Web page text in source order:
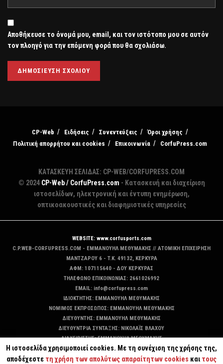
Αποθήκευσε το όνομά μου, email, και τον ιστότοπο μου σε αυτόν
τον πλοηγό για την επόμενη φορά που θα σχολιάσω.
CP-Web Ειδήσεις Συνεντεύξεις
Όροι χρήσης
Πολιτική απορρήτου και cookies
Επικοινωνία CorfuPress.com
ΚΑΤΑΣΚΕΥΗ ΣΕΛΙΔΑΣ: CP-WEB/CORFUPRESS.COM
© 2024 CP-Web / CorfuPress.com - Κατασκευή και διαχείριση
ιστοσελίδων, ηλεκτρονική και έντυπη ενημέρωση,
οπτικοακουστικές και διαφημιστικές υπηρεσίες
WEBSITE: www.corfusports.com
C.P.WEB-CORFUPRESS.COM - ΕΜΜΑΝΟΥΗΛ ΜΕΘΥΜΑΚΗΣ // ΑΤΟΜΙΚΗ ΕΠΙΧΕΙΡΗΣΗ
MANTZAΡΟΥ 6 - T.K. 49132, ΚΕΡΚΥΡΑ
ΑΦΜ: 107115640 - ΔΟΥ ΚΕΡΚΥΡΑΣ
ΤΗΛΕΦΩΝΟ ΕΠΙΚΟΙΝΩΝΙΑΣ: 2661026992
EMAIL: info@corfupress.com
ΙΔΙΟΚΤΗΤΗΣ: EMMANOYΗΛ ΜΕΘΥΜΑΚΗΣ
ΝΟΜΙΜΟΣ ΕΚΠΡΟΣΩΠΟΣ: EMMANOYΗΛ ΜΕΘΥΜΑΚΗΣ
ΔΙΕΥΘΥΝΤΗΣ: EMMANOYΗΛ ΜΕΘΥΜΑΚΗΣ
ΔΙΕΥΘΥΝΤΡΙΑ ΣΥΝΤΑΞΗΣ: ΝΙΚΟΛΑΪΣ ΒΛΑΧΟΥ
ΔΙΑΧΕΙΡΙΣΤΗΣ: EMMANOYΗΛ ΜΕΘΥΜΑΚΗΣ
ΔΙΚΑΙΟΥΧΟΣ DOMAIN: ΕΜΜΑΝΟΥΗΛ ΜΕΘΥΜΑΚΗΣ
Η ιστοσελίδα χρησιμοποιεί cookies. Με τη συνέχιση της χρήσης της,
αποδέχεστε τη χρήση των απολύτως απαραίτητων cookies και τους